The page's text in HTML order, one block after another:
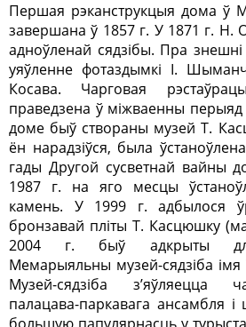
Першая рэканструкцыя дома ў
завершана ў 1857 г. У 1871 г. Н.
адноўленай сядзібы. Пра
уяўленне фотаздымкі І.
Косава. Чарговая
праведзена ў міжваенны перыяд
доме быў створаны музей Т.
ён нарадзіўся, была
гады Другой сусветнай вайны
1987 г. на яго месцы
камень. У 1999 г. адбылося
бронзавай пліты Т. Касцюшку
2004 г. быў адкрыты для
Мемарыяльны музей-сядзіба
Музей-сядзіба з’яўляецца
палацава-паркавага ансамбля